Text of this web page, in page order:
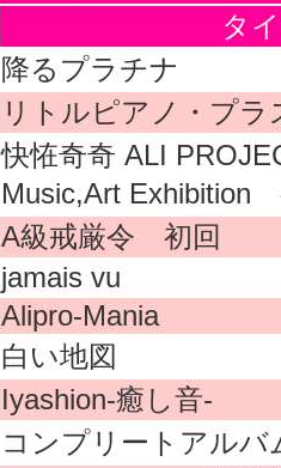
タ
降るプラチナ
リトルピアノ・プラ
快恠奇奇 ALI
Music,Art Exhibition
A級戒厳令 初回
jamais vu
Alipro-Mania
白い地図
Iyashion-癒し音-
コンプリートアルバ